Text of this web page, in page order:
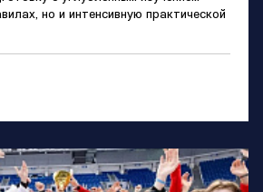
но и интенсивную практической